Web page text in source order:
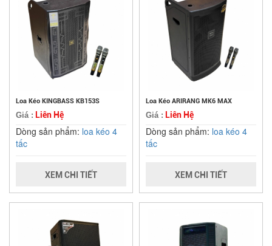
Loa Kéo KINGBASS KB153S
Giá : Liên Hệ
Dòng sản phẩm: loa kéo 4
tấc
XEM CHI TIẾT
Loa Kéo ARIRANG MK6 MAX
Giá : Liên Hệ
Dòng sản phẩm: loa kéo 4
tấc
XEM CHI TIẾT